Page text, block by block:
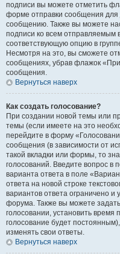
подписи вы можете отметить
форме отправки сообщения
сообщению. Также вы можете
подписи ко всем
соответствующую опцию в
Несмотря на это, вы сможете
сообщениях, убрав флажок
сообщения.
Вернуться наверх
Как создать голосование?
При создании новой темы или
темы (если имеете на это
перейдите в форму
сообщения (в зависимости от
такой вкладки или формы, то
голосований. Введите вопрос в
варианта ответа в поле
ответа на новой строке
вариантов ответа ограничено
форума. Также вы можете
голосовании, установить время
голосование будет
изменять свои ответы.
Вернуться наверх